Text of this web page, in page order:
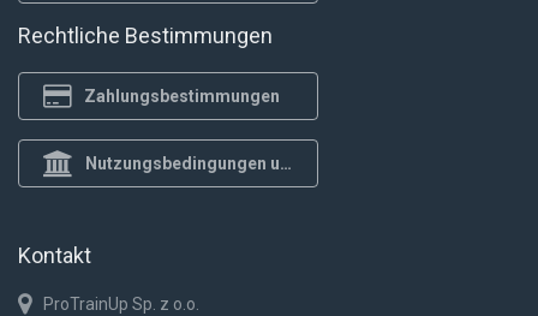
Rechtliche Bestimmungen
Zahlungsbestimmungen
Nutzungsbedingungen und Datenschutzrichtlinie
Kontakt
ProTrainUp Sp. z o.o.